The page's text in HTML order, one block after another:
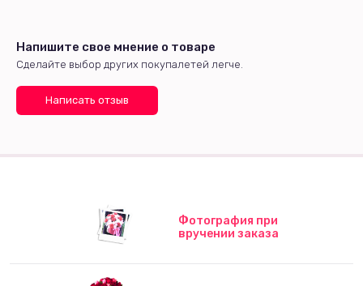
Напишите свое мнение о товаре
Сделайте выбор других покупалетей легче.
Написать отзыв
Фотография при
вручении заказа